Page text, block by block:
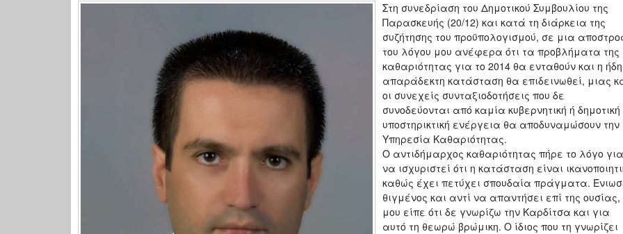
Στη συνεδρίαση του Δημοτικού Συμβουλίου της
Παρασκευής (20/12) και κατά τη διάρκεια της
συζήτησης του προϋπολογισμού, σε μια
του λόγου μου ανέφερα ότι τα προβλήματα της
καθαριότητας για το 2014 θα ενταθούν και η ήδη
απαράδεκτη κατάσταση θα επιδεινωθεί, μιας
οι συνεχείς συνταξιοδοτήσεις που δε
συνοδεύονται από καμία κυβερνητική ή δημοτική
υποστηρικτική ενέργεια θα αποδυναμώσουν την
Υπηρεσία Καθαριότητας.
Ο αντιδήμαρχος καθαριότητας πήρε το λόγο για
να ισχυριστεί ότι η κατάσταση είναι
καθώς έχει πετύχει σπουδαία πράγματα.
θιγμένος και αντί να απαντήσει επί της ουσίας,
μου είπε ότι δε γνωρίζω την Καρδίτσα και για
αυτό τη θεωρώ βρώμικη. Ο ίδιος που τη γνωρίζει